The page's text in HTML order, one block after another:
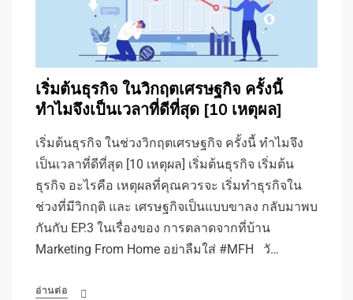
เริ่มต้นธุรกิจ ในวิกฤตเศรษฐกิจ ครั้งนี้
ทำไมจึงเป็นเวลาที่ดีที่สุด [10 เหตุผล]
เริ่มต้นธุรกิจ ในช่วงวิกฤตเศรษฐกิจ ครั้งนี้ ทำไมจึง
เป็นเวลาที่ดีที่สุด [10 เหตุผล] เริ่มต้นธุรกิจ เริ่มต้น
ธุรกิจ อะไรคือ เหตุผลที่คุณควรจะ เริ่มทำธุรกิจใน
ช่วงที่มีวิกฤติ และ เศรษฐกิจเป็นแบบขาลง กลับมาพบ
กันกับ EP.3 ในเรื่องของ การตลาดจากที่บ้าน
Marketing From Home อย่าลืมใส่ #MFH วั…
อ่านต่อ